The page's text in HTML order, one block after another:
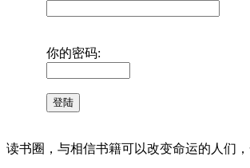
你的密码:
读书圈，与相信书籍可以改变命运的人们